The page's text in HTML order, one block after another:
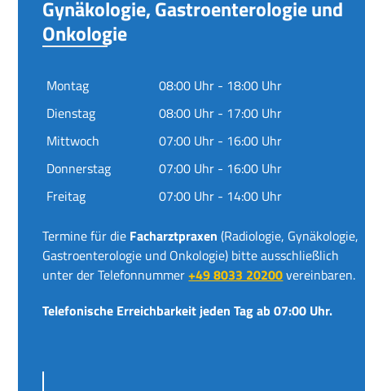
Gynäkologie, Gastroenterologie und
Onkologie
Montag
08:00 Uhr - 18:00 Uhr
Dienstag
08:00 Uhr - 17:00 Uhr
Mittwoch
07:00 Uhr - 16:00 Uhr
Donnerstag
07:00 Uhr - 16:00 Uhr
Freitag
07:00 Uhr - 14:00 Uhr
Termine für die Facharztpraxen (Radiologie, Gynäkologie,
Gastroenterologie und Onkologie) bitte ausschließlich
unter der Telefonnummer+49 8033 20200vereinbaren.
Telefonische Erreichbarkeit jeden Tag ab 07:00 Uhr.